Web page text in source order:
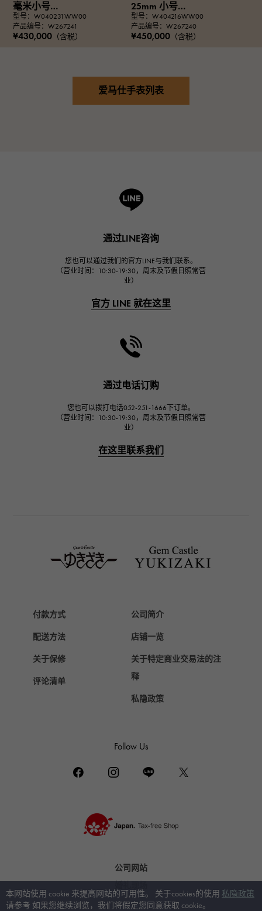
毫米小号
W040231WW00 银色表
盘 全新女士腕表
型号：W040231WW00
产品编号：W267241
¥430,000 （含税）
25mm 小号
W404216WW00 银色表
盘 全新女士腕表
型号：W404216WW00
产品编号：W267240
¥450,000 （含税）
爱马仕手表列表
本网站使用 cookie 来提高网站的可用性。 关于cookies的使用 私隐政策
请参考 如果您继续浏览，我们将假定您同意获取 cookie。
通过LINE咨询
您也可以通过我们的官方LINE与我们联系。
（营业时间：10:30-19:30，周末及节假日照常营
业）
官方 LINE 就在这里
通过电话订购
您也可以拨打电话052-251-1666下订单。
（营业时间：10:30-19:30，周末及节假日照常营
业）
在这里联系我们
付款方式
配送方法
关于保修
评论清单
公司简介
店铺一览
关于特定商业交易法的注
释
私隐政策
Follow Us
公司网站